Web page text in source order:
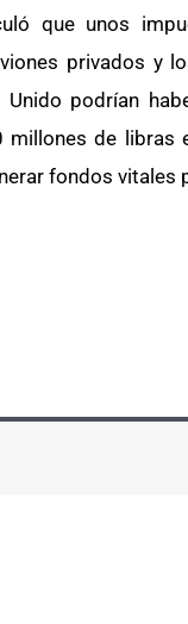
que unos
privados y
Unido podrían
millones de libras
fondos vitales